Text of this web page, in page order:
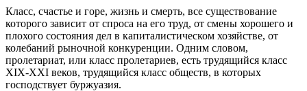
Класс, счастье и горе, жизнь и смерть, все существование
которого зависит от спроса на его труд, от смены хорошего и
плохого состояния дел в капиталистическом хозяйстве, от
колебаний рыночной конкуренции. Одним словом,
пролетариат, или класс пролетариев, есть трудящийся класс
XIX-XXI веков, трудящийся класс обществ, в которых
господствует буржуазия.